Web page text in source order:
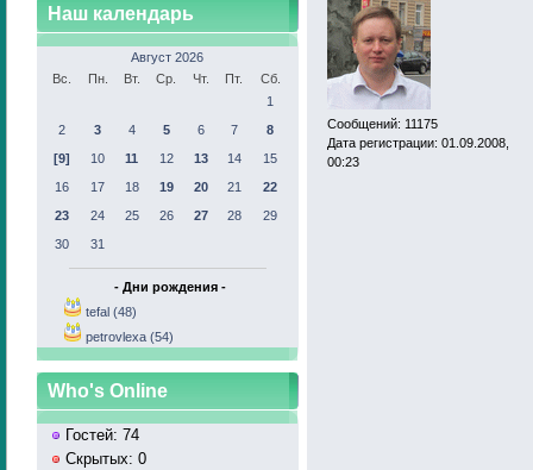
Наш календарь
Август 2026
Вс.
Пн. Вт. Ср. Чт. Пт.
Сб.
1
2
3 4 5 6 7
8
[9]
10 11 12 13 14
15
16
17 18 19 20 21
22
23
24 25 26 27 28
29
30
31
- Дни рождения -
tefal (48)
petrovlexa (54)
Who's Online
Гостей: 74
Скрытых: 0
Сообщений: 11175
Дата регистрации: 01.09.2008,
00:23